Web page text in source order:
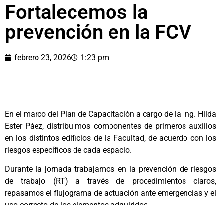
Fortalecemos la
prevención en la FCV
febrero 23, 2026 1:23 pm
En el marco del Plan de Capacitación a cargo de la Ing. Hilda
Ester Páez, distribuimos componentes de primeros auxilios
en los distintos edificios de la Facultad, de acuerdo con los
riesgos específicos de cada espacio.
Durante la jornada trabajamos en la prevención de riesgos
de trabajo (RT) a través de procedimientos claros,
repasamos el flujograma de actuación ante emergencias y el